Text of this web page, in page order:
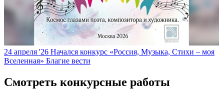
24 апреля '26 Начался конкурс «Россия, Музыка, Стихи – моя
Вселенная» Благие вести
Смотреть конкурсные работы